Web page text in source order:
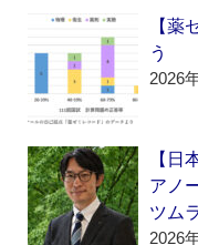
【薬
う
2026
【日
アノ
ツム
2026